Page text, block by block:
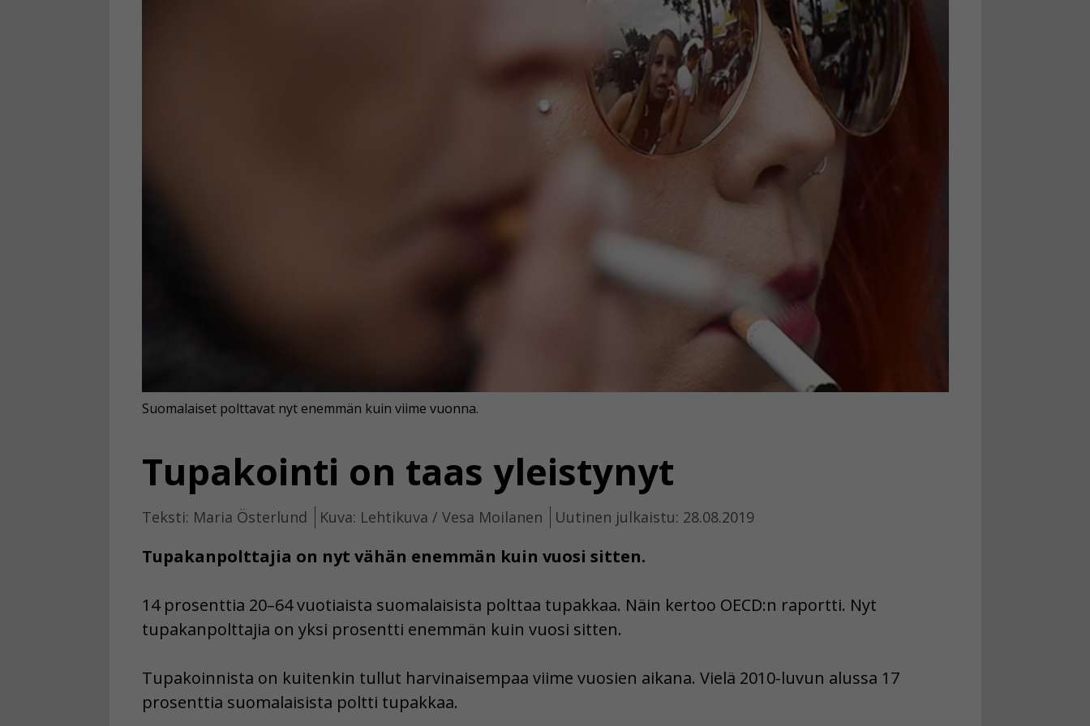
Tupakointi on taas yleistynyt
Teksti: Maria Österlund Kuva: Lehtikuva / Vesa Moilanen Uutinen julkaistu: 28.08.2019
Tupakanpolttajia on nyt vähän enemmän kuin vuosi sitten.
Suomalaiset polttavat nyt enemmän kuin viime vuonna.
14 prosenttia 20–64 vuotiaista suomalaisista polttaa tupakkaa. Näin kertoo OECD:n raportti. Nyt
tupakanpolttajia on yksi prosentti enemmän kuin vuosi sitten.
Tupakoinnista on kuitenkin tullut harvinaisempaa viime vuosien aikana. Vielä 2010-luvun alussa 17
prosenttia suomalaisista poltti tupakkaa.